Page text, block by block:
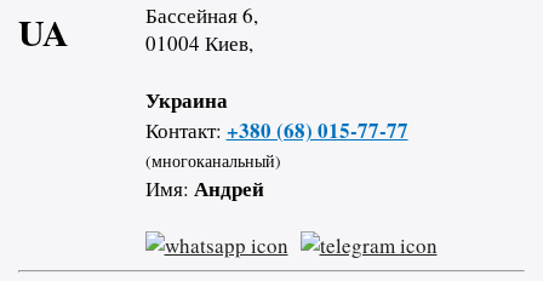
UA
Бассейная 6,
01004 Киев,
Украина
Контакт: +380 (68) 015-77-77
(многоканальный)
Имя: Андрей